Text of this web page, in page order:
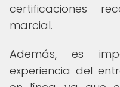
certificaciones
marcial.
Además, es
experiencia del